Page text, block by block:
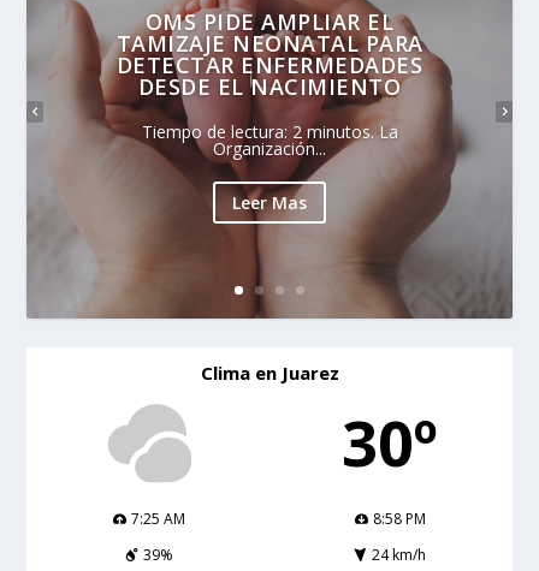
OMS PIDE AMPLIAR EL
TAMIZAJE NEONATAL PARA
DETECTAR ENFERMEDADES
DESDE EL NACIMIENTO
Tiempo de lectura: 2 minutos. La
Organización...
Leer Mas
Clima en Juarez
30º
7:25 AM
8:58 PM
39%
24 km/h